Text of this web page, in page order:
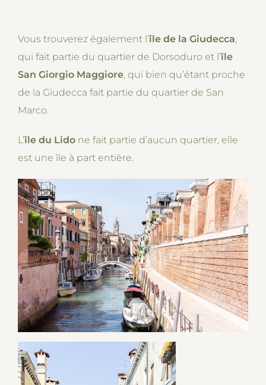
Vous trouverez également l’île de la Giudecca,
qui fait partie du quartier de Dorsoduro et l’île
San Giorgio Maggiore, qui bien qu’étant proche
de la Giudecca fait partie du quartier de San
Marco.
L’île du Lido ne fait partie d’aucun quartier, elle
est une île à part entière.